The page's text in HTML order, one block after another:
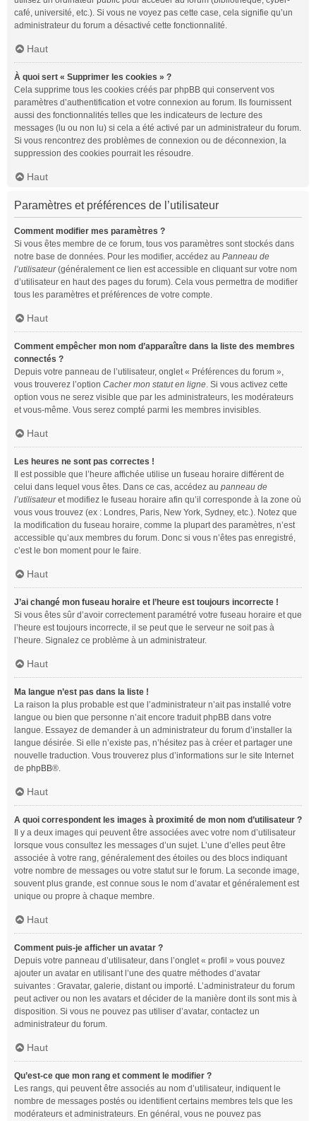
café, université, etc.). Si vous ne voyez pas cette case, cela signifie qu’un
administrateur du forum a désactivé cette fonctionnalité.
Haut
À quoi sert « Supprimer les cookies » ?
Cela supprime tous les cookies créés par phpBB qui conservent vos
paramètres d’authentification et votre connexion au forum. Ils fournissent
aussi des fonctionnalités telles que les indicateurs de lecture des
messages (lu ou non lu) si cela a été activé par un administrateur du forum.
Si vous rencontrez des problèmes de connexion ou de déconnexion, la
suppression des cookies pourrait les résoudre.
Haut
Paramètres et préférences de l’utilisateur
Comment modifier mes paramètres ?
Si vous êtes membre de ce forum, tous vos paramètres sont stockés dans
notre base de données. Pour les modifier, accédez au Panneau de
l’utilisateur(généralement ce lien est accessible en cliquant sur votre nom
d’utilisateur en haut des pages du forum). Cela vous permettra de modifier
tous les paramètres et préférences de votre compte.
Haut
Comment empêcher mon nom d’apparaître dans la liste des membres
connectés ?
Depuis votre panneau de l’utilisateur, onglet « Préférences du forum »,
vous trouverez l’option Cacher mon statut en ligne. Si vous activez cette
option vous ne serez visible que par les administrateurs, les modérateurs
et vous-même. Vous serez compté parmi les membres invisibles.
Haut
Les heures ne sont pas correctes !
Il est possible que l’heure affichée utilise un fuseau horaire différent de
celui dans lequel vous êtes. Dans ce cas, accédez au panneau de
l’utilisateuret modifiez le fuseau horaire afin qu’il corresponde à la zone où
vous vous trouvez (ex : Londres, Paris, New York, Sydney, etc.). Notez que
la modification du fuseau horaire, comme la plupart des paramètres, n’est
accessible qu’aux membres du forum. Donc si vous n’êtes pas enregistré,
c’est le bon moment pour le faire.
Haut
J’ai changé mon fuseau horaire et l’heure est toujours incorrecte !
Si vous êtes sûr d’avoir correctement paramétré votre fuseau horaire et que
l’heure est toujours incorrecte, il se peut que le serveur ne soit pas à
l’heure. Signalez ce problème à un administrateur.
Haut
Ma langue n’est pas dans la liste !
La raison la plus probable est que l’administrateur n’ait pas installé votre
langue ou bien que personne n’ait encore traduit phpBB dans votre
langue. Essayez de demander à un administrateur du forum d’installer la
langue désirée. Si elle n’existe pas, n’hésitez pas à créer et partager une
nouvelle traduction. Vous trouverez plus d’informations sur le site Internet
de phpBB®.
Haut
A quoi correspondent les images à proximité de mon nom d’utilisateur ?
Il y a deux images qui peuvent être associées avec votre nom d’utilisateur
lorsque vous consultez les messages d’un sujet. L’une d’elles peut être
associée à votre rang, généralement des étoiles ou des blocs indiquant
votre nombre de messages ou votre statut sur le forum. La seconde image,
souvent plus grande, est connue sous le nom d’avatar et généralement est
unique ou propre à chaque membre.
Haut
Comment puis-je afficher un avatar ?
Depuis votre panneau d’utilisateur, dans l’onglet « profil » vous pouvez
ajouter un avatar en utilisant l’une des quatre méthodes d’avatar
suivantes : Gravatar, galerie, distant ou importé. L’administrateur du forum
peut activer ou non les avatars et décider de la manière dont ils sont mis à
disposition. Si vous ne pouvez pas utiliser d’avatar, contactez un
administrateur du forum.
Haut
Qu’est-ce que mon rang et comment le modifier ?
Les rangs, qui peuvent être associés au nom d’utilisateur, indiquent le
nombre de messages postés ou identifient certains membres tels que les
modérateurs et administrateurs. En général, vous ne pouvez pas